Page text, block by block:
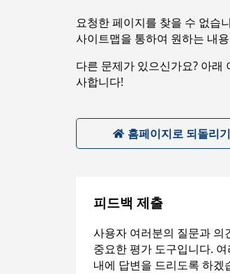
요청한 페이지를 찾을 수 없습
사이트맵을 통하여 원하는 내
다른 문제가 있으신가요? 아
사합니다!
홈페이지로 되돌리기
피드백 제출
사용자 여러분의 질문과
중요한 평가 도구입니다.
내에 답변을 드리도록 하겠